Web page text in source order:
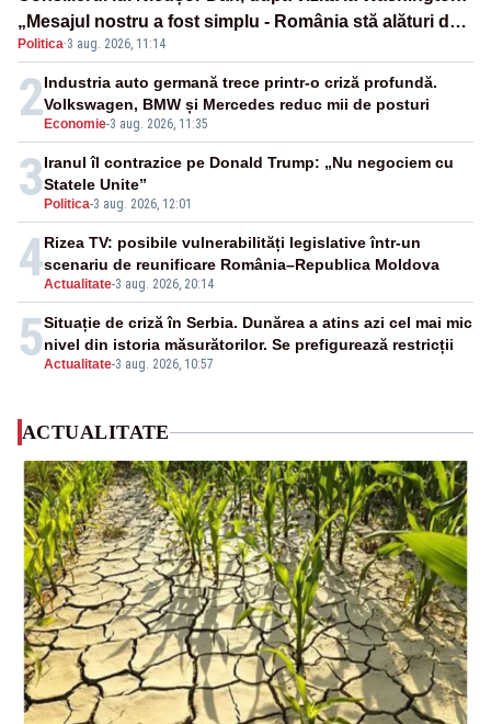
„Mesajul nostru a fost simplu - România stă alături de
Statele Unite”
Politica·3 aug. 2026, 11:14
2 Economie-3 aug. 2026, 11:35
Industria auto germană trece printr-o criză profundă.
Volkswagen, BMW și Mercedes reduc mii de posturi
3 Politica-3 aug. 2026, 12:01
Iranul îl contrazice pe Donald Trump: „Nu negociem cu
Statele Unite”
4Actualitate-3 aug. 2026, 20:14
Rizea TV: posibile vulnerabilități legislative într-un
scenariu de reunificare România–Republica Moldova
5Actualitate-3 aug. 2026, 10:57
Situație de criză în Serbia. Dunărea a atins azi cel mai mic
nivel din istoria măsurătorilor. Se prefigurează restricții
ACTUALITATE